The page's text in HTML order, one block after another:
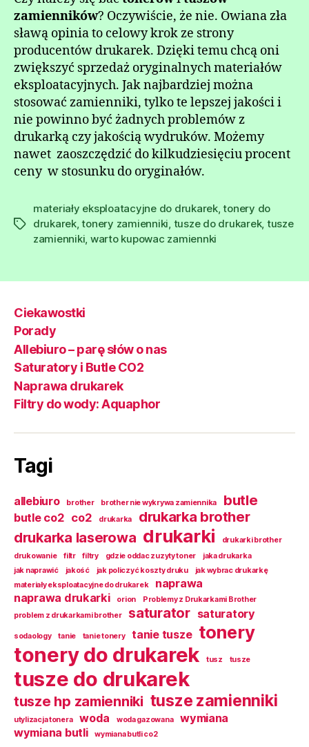
zamienników? Oczywiście, że nie. Owiana zła
sławą opinia to celowy krok ze strony
producentów drukarek. Dzięki temu chcą oni
zwiększyć sprzedaż oryginalnych materiałów
eksploatacyjnych. Jak najbardziej można
stosować zamienniki, tylko te lepszej jakości i
nie powinno być żadnych problemów z
drukarką czy jakością wydruków. Możemy
nawet zaoszczędzić do kilkudziesięciu procent
ceny w stosunku do oryginałów.
Tagi
materiały eksploatacyjne do drukarek,tonery do
drukarek,tonery zamienniki, tusze do drukarek, tusze
zamienniki, warto kupowac zamiennki
Ciekawostki
Porady
Allebiuro – parę słów o nas
Saturatory i Butle CO2
Naprawa drukarek
Filtry do wody: Aquaphor
Tagi
allebiuro brother brother nie wykrywa zamiennika butle
butle co2 co2 drukarka
drukarka brother
drukarka laserowa drukarki
drukarki brother
drukowanie
filtr filtry gdzie oddac zuzyty toner
jaka drukarka
jak naprawić
jakość jak policzyć koszty druku
jak wybrac drukarkę
materiały eksploatacyjne do drukarek
naprawa
naprawa drukarki
orion
Problemy z Drukarkami Brother
problem z drukarkami brother
saturator saturatory
sodaology tanie tanie tonery tanie tusze tonery
tonery do drukarek tusz tusze
tusze do drukarek
tusze hp zamienniki tusze zamienniki
utylizacja tonera woda woda gazowana
wymiana
wymiana butli
wymiana butli co2